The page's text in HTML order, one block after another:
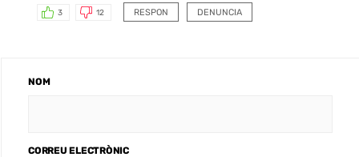
RESPON
3 12 DENUNCIA
NOM
CORREU ELECTRÒNIC